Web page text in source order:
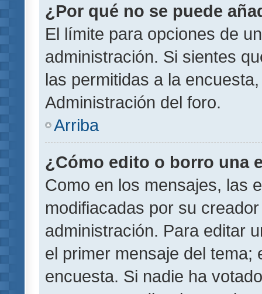
¿Por qué no se puede
El límite para opciones de
administración. Si sientes
las permitidas a la
Administración del foro.
Arriba
¿Cómo edito o borro una
Como en los mensajes, las
modifiacadas por su
administración. Para editar
el primer mensaje del
encuesta. Si nadie ha